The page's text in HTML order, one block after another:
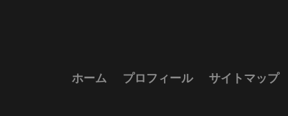
ホーム プロフィール サイトマップ